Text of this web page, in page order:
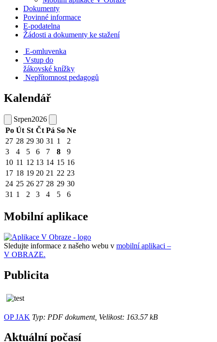
Dokumenty
Povinné informace
E-podatelna
Žádosti a dokumenty ke stažení
E-omluvenka
Vstup do
žákovské knížky
Nepřítomnost pedagogů
Kalendář
Srpen2026
Po Út St Čt Pá So Ne
27 28 29 30 31 1
2
3
4 5 6 7 8
9
10 11 12 13 14 15 16
17 18 19 20 21 22 23
24 25 26 27 28 29 30
31 1 2 3 4 5 6
Mobilní aplikace
Sledujte informace z našeho webu v mobilní aplikaci –
V OBRAZE.
Publicita
OP JAK Typ: PDF dokument, Velikost: 163.57 kB
Aktuální počasí